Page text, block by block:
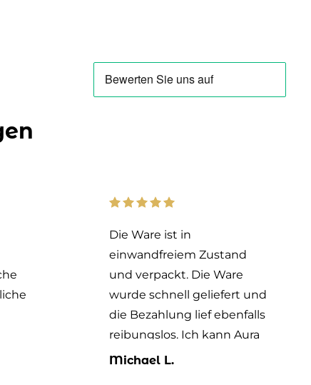
Die Ware ist in
einwandfreiem Zustand
und verpackt. Die Ware
wurde schnell geliefert und
die Bezahlung lief ebenfalls
reibungslos. Ich kann Aura
Vom Land daher mit gutem
Michael L.